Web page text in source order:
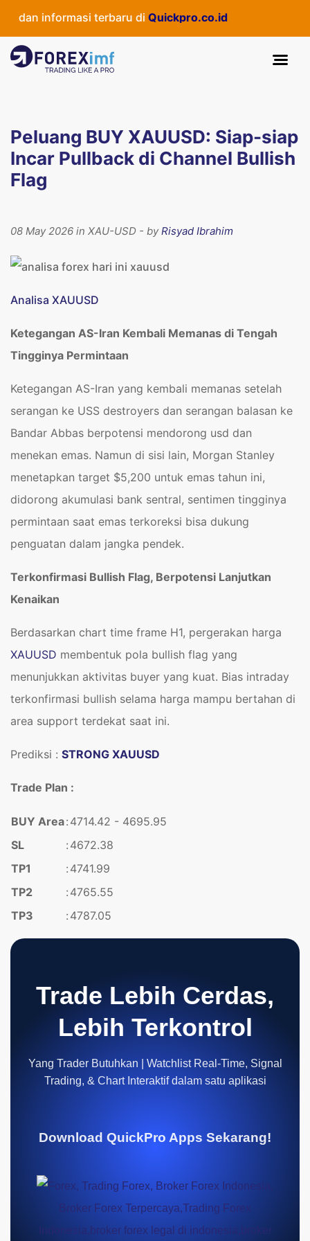
informasi terbaru di Quickpro.co.id
Peluang BUY XAUUSD: Siap-siap
Incar Pullback di Channel Bullish
Flag
08 May 2026 in XAU-USD - byRisyad Ibrahim
Analisa XAUUSD
Ketegangan AS-Iran Kembali Memanas di Tengah
Tingginya Permintaan
Ketegangan AS-Iran yang kembali memanas setelah
serangan ke USS destroyers dan serangan balasan ke
Bandar Abbas berpotensi mendorong usd dan
menekan emas. Namun di sisi lain, Morgan Stanley
menetapkan target $5,200 untuk emas tahun ini,
didorong akumulasi bank sentral, sentimen tingginya
permintaan saat emas terkoreksi bisa dukung
penguatan dalam jangka pendek.
Terkonfirmasi Bullish Flag, Berpotensi Lanjutkan
Kenaikan
Berdasarkan chart time frame H1, pergerakan harga
XAUUSD membentuk pola bullish flag yang
menunjukkan aktivitas buyer yang kuat. Bias intraday
terkonfirmasi bullish selama harga mampu bertahan di
area support terdekat saat ini.
Prediksi : STRONG XAUUSD
Trade Plan :
BUY Area: 4714.42 - 4695.95
SL
: 4672.38
TP1
: 4741.99
TP2
: 4765.55
TP3
: 4787.05
Trade Lebih Cerdas,
Lebih Terkontrol
Yang Trader Butuhkan | Watchlist Real-Time, Signal
Trading, & Chart Interaktif dalam satu aplikasi
Download QuickPro Apps Sekarang!